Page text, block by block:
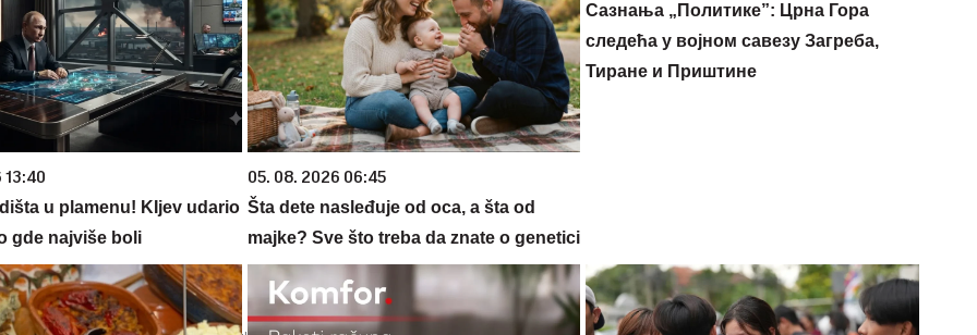
13:40
u plamenu! KIjev udario
gde najviše boli
05. 08. 2026 06:45
Šta dete nasleđuje od oca, a šta od
majke? Sve što treba da znate o genetici
Сазнања „Политике”: Црна Гора
следећа у војном савезу Загреба,
Тиране и Приштине